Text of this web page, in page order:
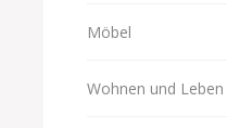
Möbel
Wohnen und Leben